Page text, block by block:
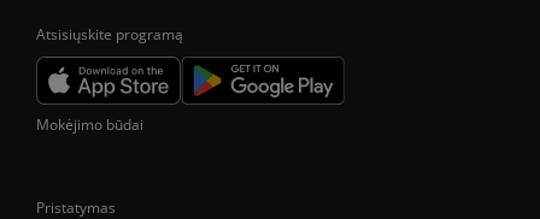
Atsisiųskite programą
Mokėjimo būdai
Pristatymas